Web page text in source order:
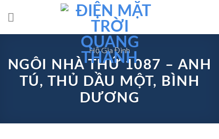
Hộ Gia Đình
NGÔI NHÀ THỨ 1087 – ANH
TÚ, THỦ DẦU MỘT, BÌNH
DƯƠNG